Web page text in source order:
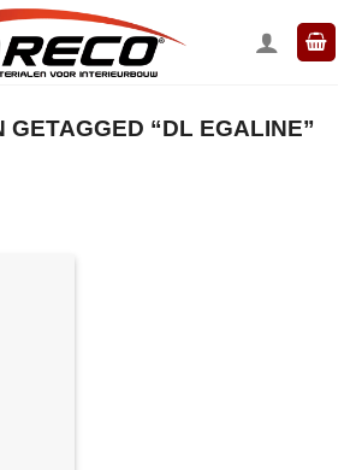
GETAGGED “DL EGALINE”